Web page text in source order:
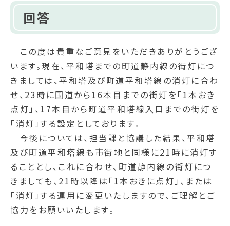
回答
この度は貴重なご意見をいただきありがとうござ
います。現在、平和塔までの町道静内線の街灯につ
きましては、平和塔及び町道平和塔線の消灯に合わ
せ、23時に国道から16本目までの街灯を「1本おき
点灯」、17本目から町道平和塔線入口までの街灯を
「消灯」する設定としております。
今後については、担当課と協議した結果、平和塔
及び町道平和塔線も市街地と同様に21時に消灯す
ることとし、これに合わせ、町道静内線の街灯につ
きましても、21時以降は「1本おきに点灯」、または
「消灯」する運用に変更いたしますので、ご理解とご
協力をお願いいたします。